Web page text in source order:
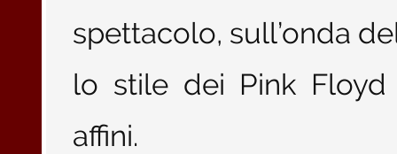
spettacolo, sull’onda
lo stile dei Pink
affini.